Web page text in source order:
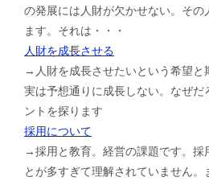
の発展には人財が欠かせない。その
ます。それは・・・
人財を成長させる
→人財を成長させたいという希望と
実は予想通りに成長しない。なぜだ
ントを探ります
採用について
→採用と教育。経営の課題です。採
とが多すぎて理解されていません